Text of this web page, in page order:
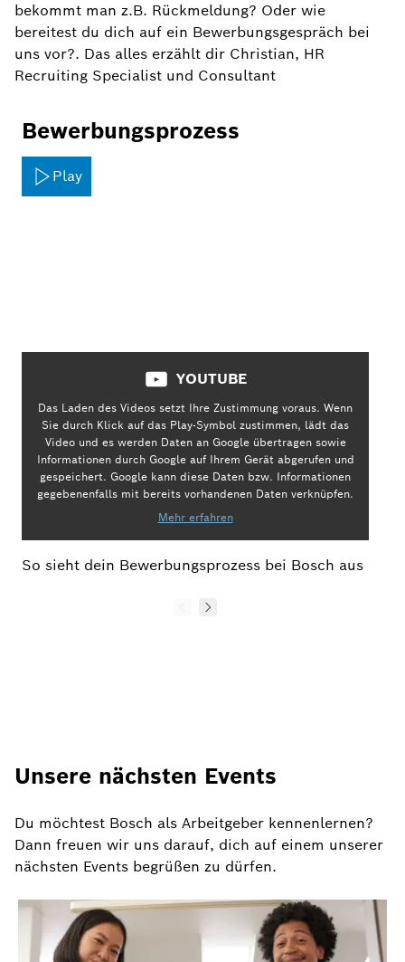
bekommt man z.B. Rückmeldung? Oder wie
bereitest du dich auf ein Bewerbungsgespräch bei
uns vor?. Das alles erzählt dir Christian, HR
Recruiting Specialist und Consultant
Bewerbungsprozess
Play
YOUTUBE
Das Laden des Videos setzt Ihre Zustimmung voraus. Wenn
Sie durch Klick auf das Play-Symbol zustimmen, lädt das
Video und es werden Daten an Google übertragen sowie
Informationen durch Google auf Ihrem Gerät abgerufen und
gespeichert. Google kann diese Daten bzw. Informationen
gegebenenfalls mit bereits vorhandenen Daten verknüpfen.
Mehr erfahren
So sieht dein Bewerbungsprozess bei Bosch aus
Unsere nächsten Events
Du möchtest Bosch als Arbeitgeber kennenlernen?
Dann freuen wir uns darauf, dich auf einem unserer
nächsten Events begrüßen zu dürfen.